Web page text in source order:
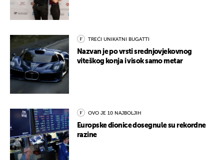
TREĆI UNIKATNI BUGATTI
Nazvan je po vrsti srednjovjekovnog
viteškog konja i visok samo metar
OVO JE 10 NAJBOLJIH
Europske dionice dosegnule su rekordne
razine